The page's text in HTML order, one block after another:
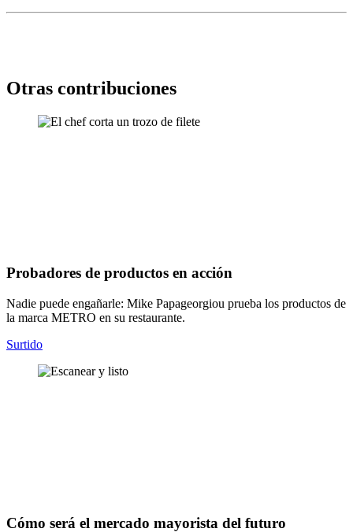
Otras contribuciones
Probadores de productos en acción
Nadie puede engañarle: Mike Papageorgiou prueba los productos de
la marca METRO en su restaurante.
Surtido
Cómo será el mercado mayorista del futuro